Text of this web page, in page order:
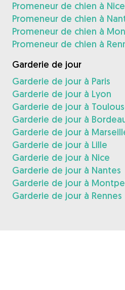
Promeneur de chien à Nice
Promeneur de chien à
Promeneur de chien à
Promeneur de chien à
Garderie de jour
Garderie de jour à Paris
Garderie de jour à Lyon
Garderie de jour à
Garderie de jour à
Garderie de jour à
Garderie de jour à Lille
Garderie de jour à Nice
Garderie de jour à Nantes
Garderie de jour à
Garderie de jour à Rennes